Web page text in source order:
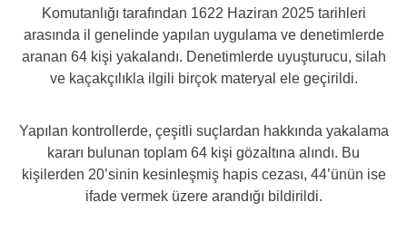
Komutanlığı tarafından 1622 Haziran 2025 tarihleri
arasında il genelinde yapılan uygulama ve denetimlerde
aranan 64 kişi yakalandı. Denetimlerde uyuşturucu, silah
ve kaçakçılıkla ilgili birçok materyal ele geçirildi.
Yapılan kontrollerde, çeşitli suçlardan hakkında yakalama
kararı bulunan toplam 64 kişi gözaltına alındı. Bu
kişilerden 20’sinin kesinleşmiş hapis cezası, 44’ünün ise
ifade vermek üzere arandığı bildirildi.